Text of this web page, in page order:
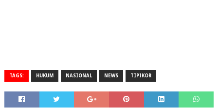
TAGS: HUKUM NASIONAL NEWS TIPIKOR